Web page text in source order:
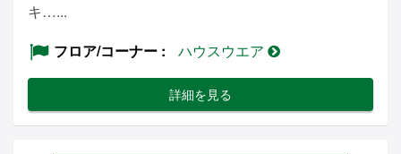
キ…...
フロア/コーナー
ハウスウエア
詳細を見る